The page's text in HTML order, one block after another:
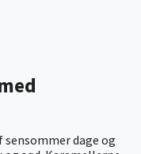
dage og